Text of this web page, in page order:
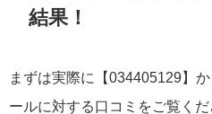
結果！
まずは実際に【034405129】
ールに対する口コミをご覧くだ